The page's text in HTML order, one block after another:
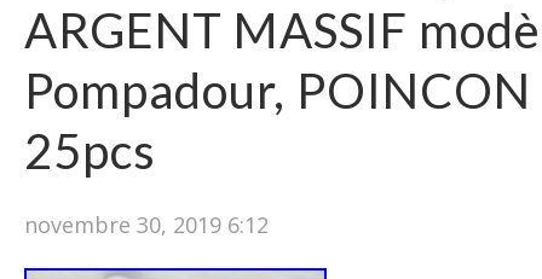
ARGENT MASSIF
Pompadour,
25pcs
novembre 30, 2019 6:12